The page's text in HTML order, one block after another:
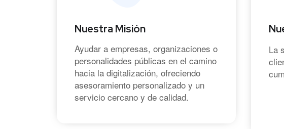
Nuestra Misión
Ayudar a empresas, organizaciones o
personalidades públicas en el camino
hacia la digitalización, ofreciendo
asesoramiento personalizado y un
servicio cercano y de calidad.
La